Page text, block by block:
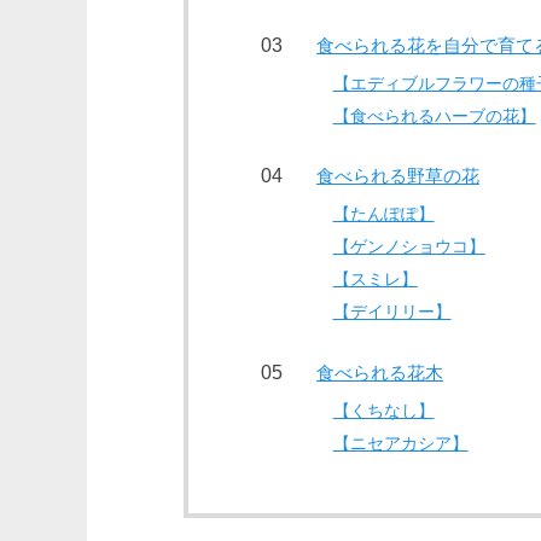
食べられる花を自分で育て
【エディブルフラワーの種
【食べられるハーブの花】
食べられる野草の花
【たんぽぽ】
【ゲンノショウコ】
【スミレ】
【デイリリー】
食べられる花木
【くちなし】
【ニセアカシア】